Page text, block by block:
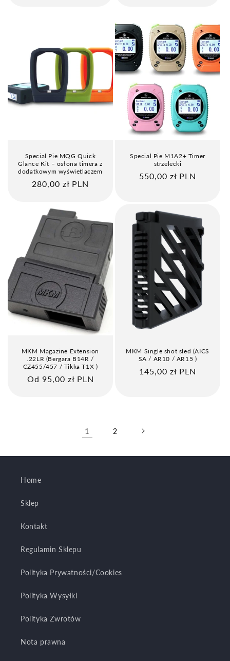
Special Pie MQG Quick
Glance Kit – osłona timera z
dodatkowym wyświetlaczem
Cena
280,00 zł PLN
Special Pie M1A2+ Timer
strzelecki
Cena
550,00 zł PLN
MKM Magazine Extension
.22LR (Bergara B14R /
CZ455/457 / Tikka T1X )
Cena
Od 95,00 zł PLN
MKM Single shot sled (AICS
SA / AR10 / AR15 )
Cena
145,00 zł PLN
1 2
Home
Sklep
Kontakt
Regulamin Sklepu
Polityka Prywatności/Cookies
Polityka Wysyłki
Polityka Zwrotów
Nota prawna